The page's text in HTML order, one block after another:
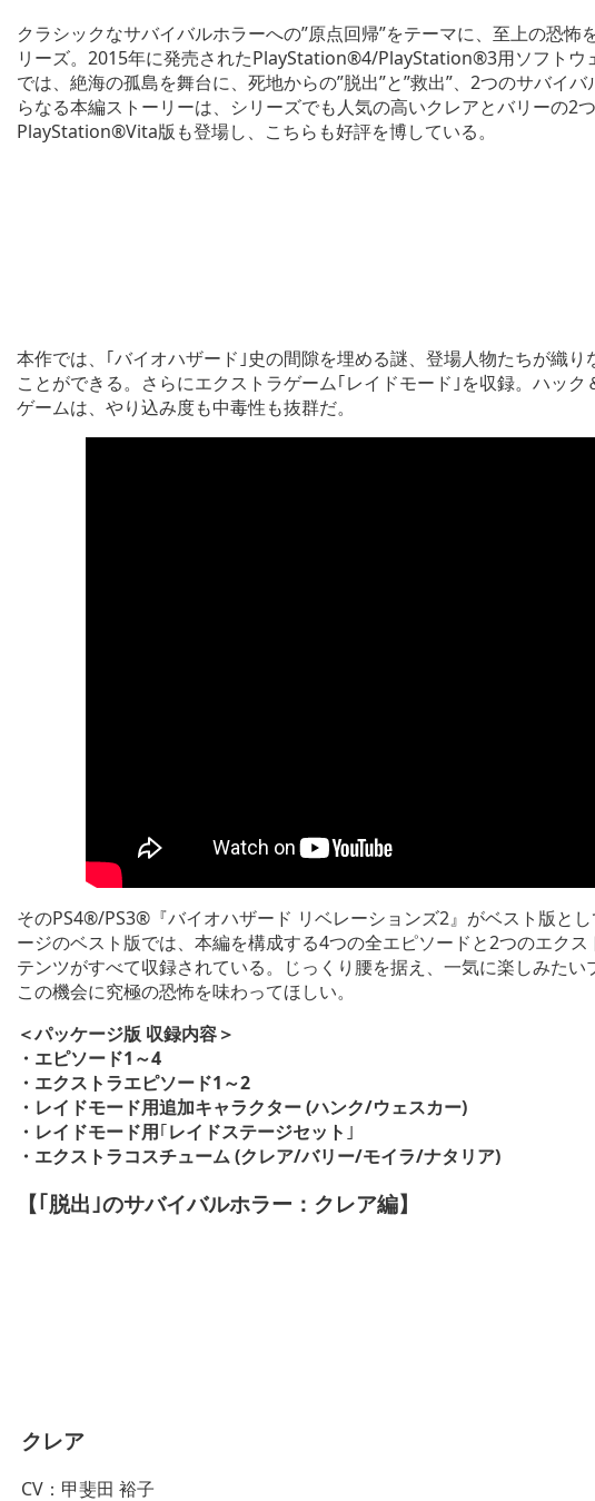
クラシックなサバイバルホラーへの”原点回帰”をテーマに、至上の恐
リーズ。2015年に発売されたPlayStation®4/PlayStation®3用ソフトウ
では、絶海の孤島を舞台に、死地からの”脱出”と”救出”、2つのサバイ
らなる本編ストーリーは、シリーズでも人気の高いクレアとバリーの2
PlayStation®Vita版も登場し、こちらも好評を博している。
本作では、｢バイオハザード｣史の間隙を埋める謎、登場人物たちが織
ことができる。さらにエクストラゲーム｢レイドモード｣を収録。ハッ
ゲームは、やり込み度も中毒性も抜群だ。
そのPS4®/PS3®『バイオハザード リベレーションズ2』がベスト版と
ージのベスト版では、本編を構成する4つの全エピソードと2つのエク
テンツがすべて収録されている。じっくり腰を据え、一気に楽しみたい
この機会に究極の恐怖を味わってほしい。
＜パッケージ版 収録内容＞
・エピソード1～4
・エクストラエピソード1～2
・レイドモード用追加キャラクター (ハンク/ウェスカー)
・レイドモード用｢レイドステージセット ｣
・エクストラコスチューム (クレア/バリー/モイラ/ナタリア)
【｢脱出｣のサバイバルホラー：クレア編】
クレア
CV：甲斐田 裕子